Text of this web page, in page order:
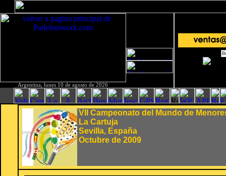
Argentina, lunes 10 de agosto de 2026
VII Campeonato del Mundo de
La Cartuja
Sevilla, España
Octubre de 2009